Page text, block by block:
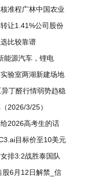
准程广林中国农业
行副行长任职资格
让1.41%公司股份
比较靠谱
能源汽车，锂电
验室两湖新建场地
丁醛行情弱势趋稳
2026/3/25）
2026高考生的话
目标价至10美元
排3:2战胜泰国队
股6月12日解禁_信